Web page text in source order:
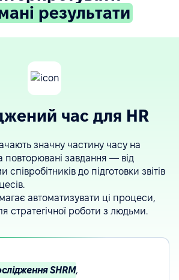
результати
час для HR
значну частину часу на
повторювані завдання — від
до підготовки звітів
автоматизувати ці процеси,
стратегічної роботи з людьми.
SHRM,